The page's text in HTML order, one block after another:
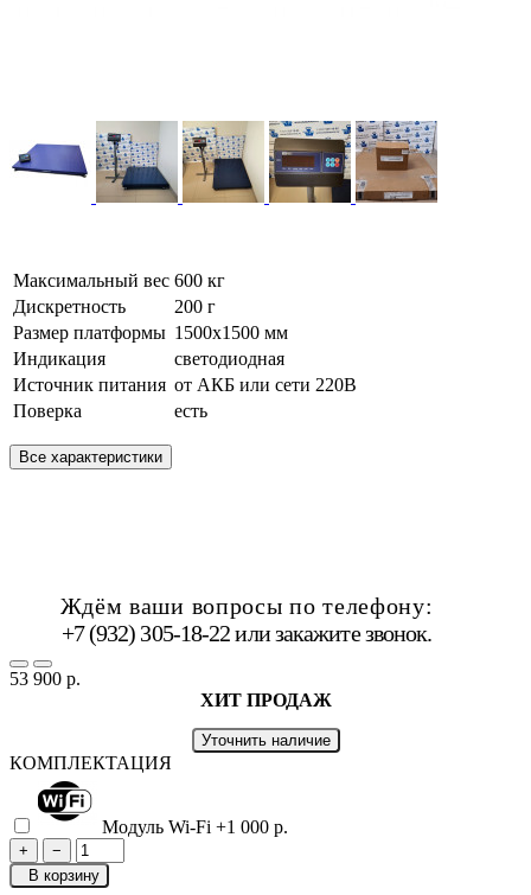
Максимальный вес 600 кг
Дискретность
200 г
Размер платформы 1500х1500 мм
Индикация
светодиодная
Источник питания от АКБ или сети 220В
Поверка
есть
Все характеристики
Ждём ваши вопросы по телефону:
+7 (932) 305-18-22 илизакажите звонок.
53 900 р.
ХИТ ПРОДАЖ
Уточнить наличие
КОМПЛЕКТАЦИЯ
Модуль Wi-Fi +1 000 р.
+
−
В корзину